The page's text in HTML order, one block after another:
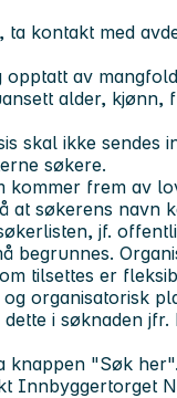
kontakt med
av
alder, kjønn,
skal ikke sendes
søkere.
frem av
at søkerens navn
jf.
begrunnes.
tilsettes er
organisatorisk
i søknaden jfr.
knappen "Søk
Innbyggertorget